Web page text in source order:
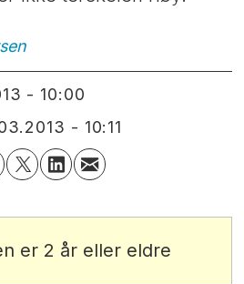
- 10:00
- 10:11
er 2 år eller eldre